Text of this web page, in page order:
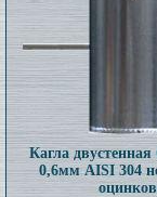
Кагла
0,6мм AISI 304